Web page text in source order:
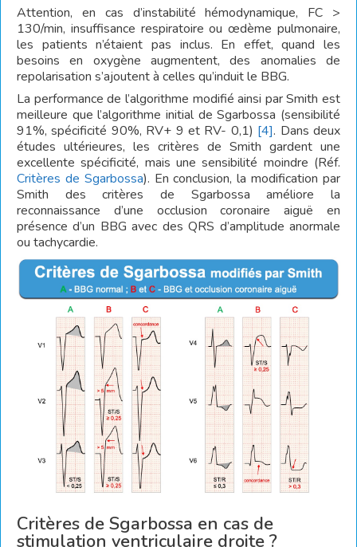
Attention, en cas d’instabilité hémodynamique, FC >
130/min, insuffisance respiratoire ou œdème pulmonaire,
les patients n’étaient pas inclus. En effet, quand les
besoins en oxygène augmentent, des anomalies de
repolarisation s’ajoutent à celles qu’induit le BBG.
La performance de l’algorithme modifié ainsi par Smith est
meilleure que l’algorithme initial de Sgarbossa (sensibilité
91%, spécificité 90%, RV+ 9 et RV- 0,1) [4]. Dans deux
études ultérieures, les critères de Smith gardent une
excellente spécificité, mais une sensibilité moindre (Réf.
Critères de Sgarbossa). En conclusion, la modification par
Smith des critères de Sgarbossa améliore la
reconnaissance d’une occlusion coronaire aiguë en
présence d’un BBG avec des QRS d’amplitude anormale
ou tachycardie.
Critères de Sgarbossa en cas de
stimulation ventriculaire droite ?